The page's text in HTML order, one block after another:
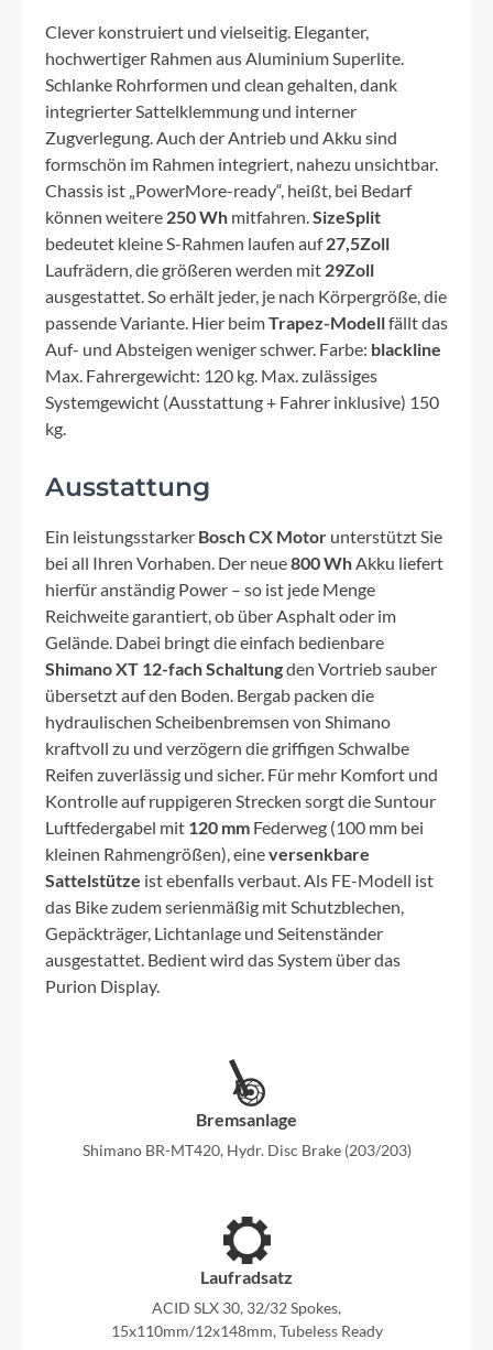
Clever konstruiert und vielseitig. Eleganter,
hochwertiger Rahmen aus Aluminium Superlite.
Schlanke Rohrformen und clean gehalten, dank
integrierter Sattelklemmung und interner
Zugverlegung. Auch der Antrieb und Akku sind
formschön im Rahmen integriert, nahezu unsichtbar.
Chassis ist „PowerMore-ready“, heißt, bei Bedarf
können weitere 250 Wh mitfahren.SizeSplit
bedeutet kleine S-Rahmen laufen auf27,5Zoll
Laufrädern, die größeren werden mit 29Zoll
ausgestattet. So erhält jeder, je nach Körpergröße, die
passende Variante. Hier beimTrapez-Modellfällt das
Auf- und Absteigen weniger schwer. Farbe: blackline
Max. Fahrergewicht: 120 kg. Max. zulässiges
Systemgewicht (Ausstattung + Fahrer inklusive) 150
kg.
Ausstattung
Ein leistungsstarker Bosch CX Motor unterstützt Sie
bei all Ihren Vorhaben. Der neue800 WhAkku liefert
hierfür anständig Power – so ist jede Menge
Reichweite garantiert, ob über Asphalt oder im
Gelände. Dabei bringt die einfach bedienbare
Shimano XT 12-fach Schaltungden Vortrieb sauber
übersetzt auf den Boden. Bergab packen die
hydraulischen Scheibenbremsen von Shimano
kraftvoll zu und verzögern die griffigen Schwalbe
Reifen zuverlässig und sicher. Für mehr Komfort und
Kontrolle auf ruppigeren Strecken sorgt die Suntour
Luftfedergabel mit 120 mm Federweg (100 mm bei
kleinen Rahmengrößen), eineversenkbare
Sattelstütze ist ebenfalls verbaut. Als FE-Modell ist
das Bike zudem serienmäßig mit Schutzblechen,
Gepäckträger, Lichtanlage und Seitenständer
ausgestattet. Bedient wird das System über das
Purion Display.
Bremsanlage
Shimano BR-MT420, Hydr. Disc Brake (203/203)
Laufradsatz
ACID SLX 30, 32/32 Spokes,
15x110mm/12x148mm, Tubeless Ready